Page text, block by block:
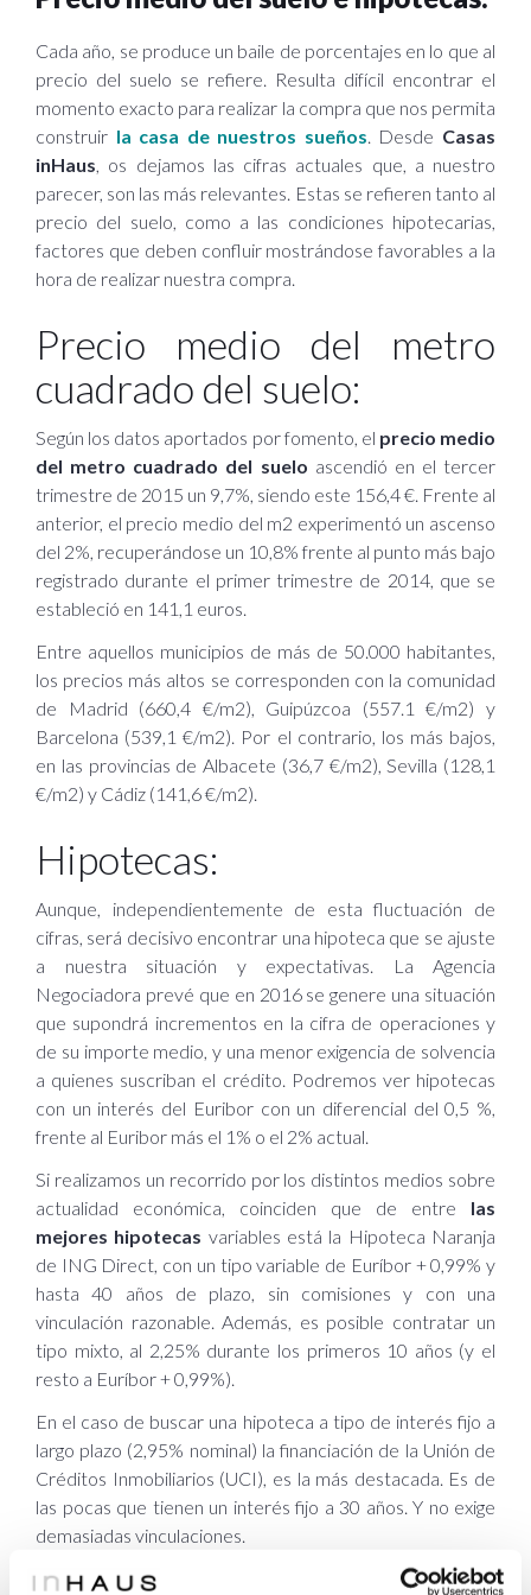
Cada año, se produce un baile de porcentajes en lo que al
precio del suelo se refiere. Resulta difícil encontrar el
momento exacto para realizar la compra que nos permita
construir la casa de nuestros sueños . Desde Casas
inHaus , os dejamos las cifras actuales que, a nuestro
parecer, son las más relevantes. Estas se refieren tanto al
precio del suelo, como a las condiciones hipotecarias,
factores que deben confluir mostrándose favorables a la
hora de realizar nuestra compra.
Precio medio del metro
cuadrado del suelo:
Según los datos aportados por fomento, el precio medio
del metro cuadrado del suelo ascendió en el tercer
trimestre de 2015 un 9,7%, siendo este 156,4 €. Frente al
anterior, el precio medio del m2 experimentó un ascenso
del 2%, recuperándose un 10,8% frente al punto más bajo
registrado durante el primer trimestre de 2014, que se
estableció en 141,1 euros.
Entre aquellos municipios de más de 50.000 habitantes,
los precios más altos se corresponden con la comunidad
de Madrid (660,4 €/m2), Guipúzcoa (557.1 €/m2) y
Barcelona (539,1 €/m2). Por el contrario, los más bajos,
en las provincias de Albacete (36,7 €/m2), Sevilla (128,1
€/m2) y Cádiz (141,6 €/m2).
Hipotecas:
Aunque, independientemente de esta fluctuación de
cifras, será decisivo encontrar una hipoteca que se ajuste
a nuestra situación y expectativas. La Agencia
Negociadora prevé que en 2016 se genere una situación
que supondrá incrementos en la cifra de operaciones y
de su importe medio, y una menor exigencia de solvencia
a quienes suscriban el crédito. Podremos ver hipotecas
con un interés del Euribor con un diferencial del 0,5 %,
frente al Euribor más el 1% o el 2% actual.
Si realizamos un recorrido por los distintos medios sobre
actualidad económica, coinciden que de entre las
mejores hipotecas variables está la Hipoteca Naranja
de ING Direct, con un tipo variable de Euríbor + 0,99% y
hasta 40 años de plazo, sin comisiones y con una
vinculación razonable. Además, es posible contratar un
tipo mixto, al 2,25% durante los primeros 10 años (y el
resto a Euríbor + 0,99%).
En el caso de buscar una hipoteca a tipo de interés fijo a
largo plazo (2,95% nominal) la financiación de la Unión de
Créditos Inmobiliarios (UCI), es la más destacada. Es de
las pocas que tienen un interés fijo a 30 años. Y no exige
demasiadas vinculaciones.
Esperamos que esta amalgama de datos haya sido de